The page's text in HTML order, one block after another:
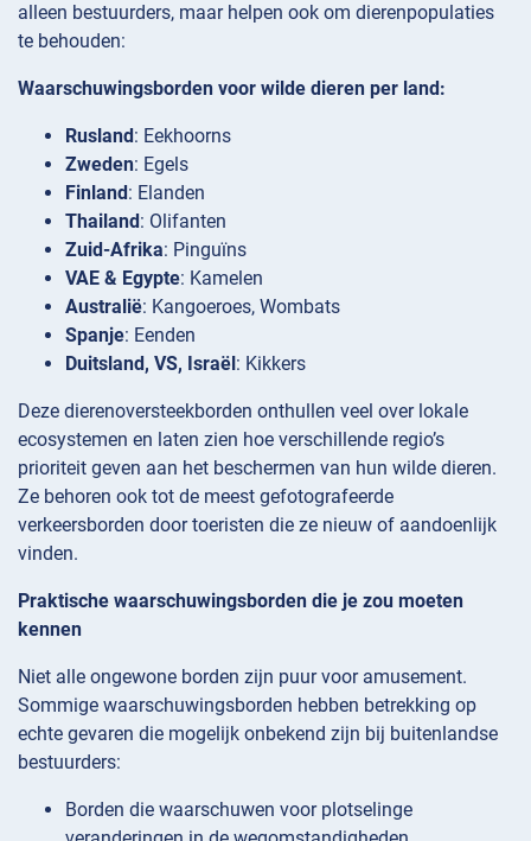
alleen bestuurders, maar helpen ook om dierenpopulaties
te behouden:
Waarschuwingsborden voor wilde dieren per land:
Rusland : Eekhoorns
Zweden: Egels
Finland : Elanden
Thailand : Olifanten
Zuid-Afrika: Pinguïns
VAE & Egypte: Kamelen
Australië: Kangoeroes, Wombats
Spanje: Eenden
Duitsland, VS, Israël : Kikkers
Deze dierenoversteekborden onthullen veel over lokale
ecosystemen en laten zien hoe verschillende regio’s
prioriteit geven aan het beschermen van hun wilde dieren.
Ze behoren ook tot de meest gefotografeerde
verkeersborden door toeristen die ze nieuw of aandoenlijk
vinden.
Praktische waarschuwingsborden die je zou moeten
kennen
Niet alle ongewone borden zijn puur voor amusement.
Sommige waarschuwingsborden hebben betrekking op
echte gevaren die mogelijk onbekend zijn bij buitenlandse
bestuurders:
Borden die waarschuwen voor plotselinge